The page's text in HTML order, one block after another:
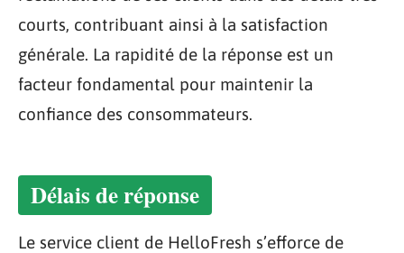
courts, contribuant ainsi à la satisfaction
générale. La rapidité de la réponse est un
facteur fondamental pour maintenir la
confiance des consommateurs.
Délais de réponse
Le service client de HelloFresh s’efforce de